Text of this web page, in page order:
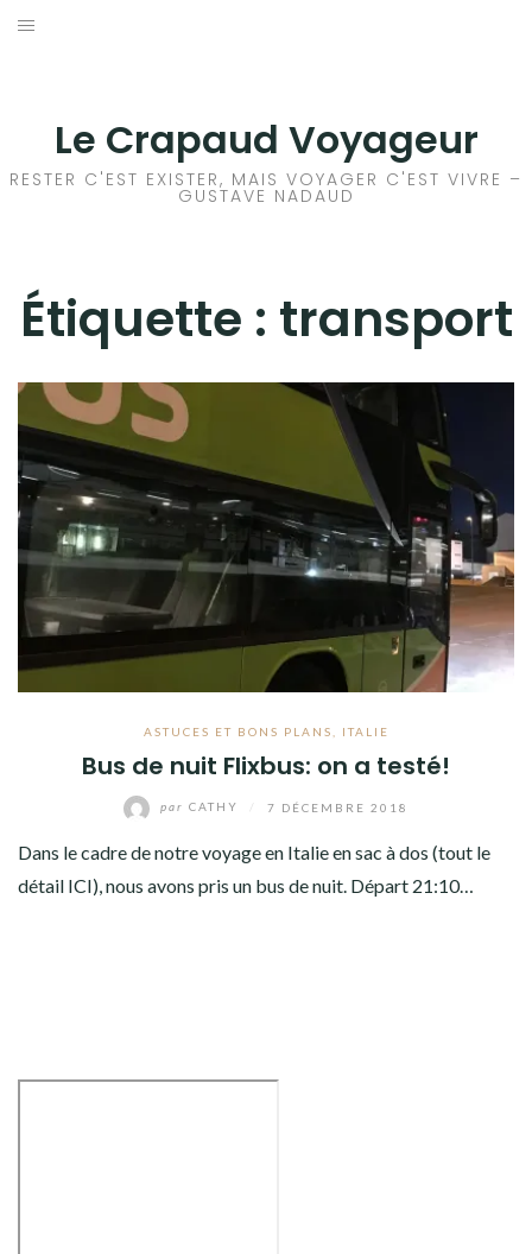
Aller
Le Crapaud Voyageur
RESTER C'EST EXISTER, MAIS VOYAGER C'EST VIVRE –
GUSTAVE NADAUD
Étiquette : transport
ASTUCES ET BONS PLANS ITALIE
Bus de nuit Flixbus: on a testé!
par CATHY 7 DÉCEMBRE 2018
Dans le cadre de notre voyage en Italie en sac à dos (tout le
détail ICI), nous avons pris un bus de nuit. Départ 21:10…
EUROPE
ASIE
AMÉRIQUE DU NORD
AMÉRIQUE CENTRALE
AMÉRIQUE DU SUD
TOUR DU MONDE 2020-2021
CONTACT